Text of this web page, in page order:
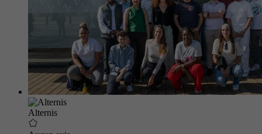
Alternis